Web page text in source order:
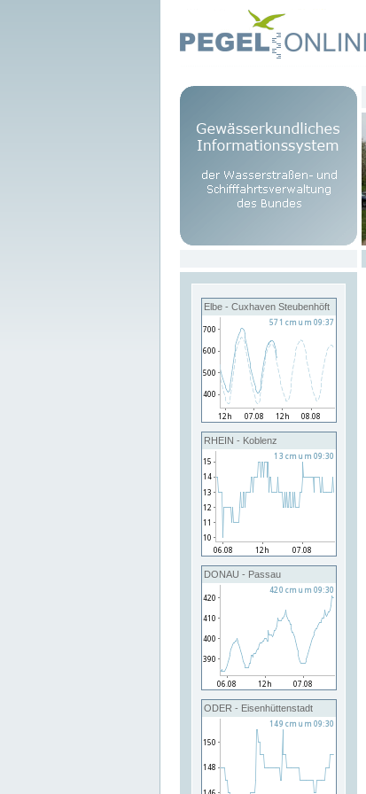
Elbe - Cuxhaven Steubenhöft
RHEIN - Koblenz
DONAU - Passau
ODER - Eisenhüttenstadt